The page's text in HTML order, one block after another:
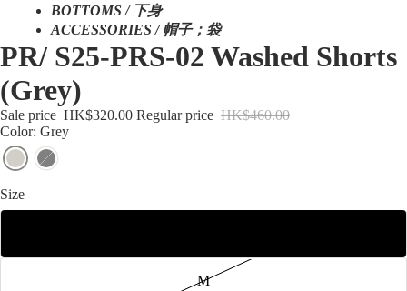
BOTTOMS / 下身
ACCESSORIES / 帽子；袋
PR/ S25-PRS-02 Washed Shorts
(Grey)
Sale price HK$320.00 Regular price HK$460.00
Color: Grey
Size
M